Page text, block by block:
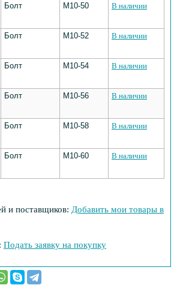
Болт М10-50 В наличии
Болт М10-52 В наличии
Болт М10-54 В наличии
Болт М10-56 В наличии
Болт М10-58 В наличии
Болт М10-60 В наличии
и поставщиков: Добавить мои товары в
Подать заявку на покупку